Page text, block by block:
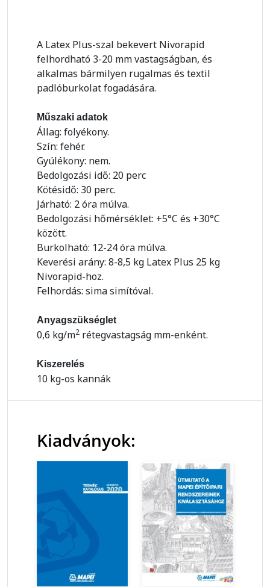
A Latex Plus-szal bekevert Nivorapid
felhordható 3-20 mm vastagságban, és
alkalmas bármilyen rugalmas és textil
padlóburkolat fogadására.
Műszaki adatok
Állag: folyékony.
Szín: fehér.
Gyúlékony: nem.
Bedolgozási idő: 20 perc
Kötésidő: 30 perc.
Járható: 2 óra múlva.
Bedolgozási hőmérséklet: +5°C és +30°C
között.
Burkolható: 12-24 óra múlva.
Keverési arány: 8-8,5 kg Latex Plus 25 kg
Nivorapid-hoz.
Felhordás: sima simítóval.
Anyagszükséglet
0,6 kg/m2 rétegvastagság mm-enként.
Kiszerelés
10 kg-os kannák
Kiadványok: